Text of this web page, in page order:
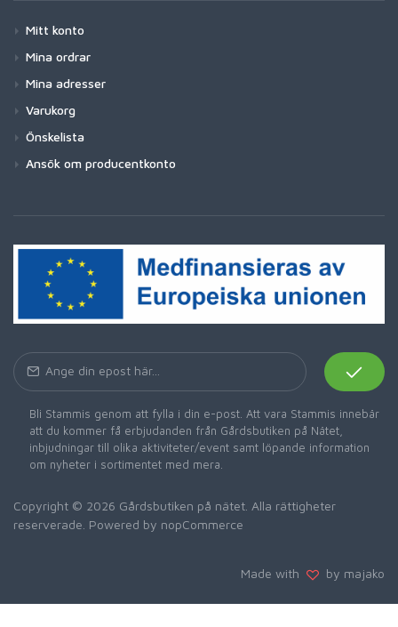
Mitt konto
Mina ordrar
Mina adresser
Varukorg
Önskelista
Ansök om producentkonto
Bli Stammis genom att fylla i din e-post. Att vara Stammis innebär
att du kommer få erbjudanden från Gårdsbutiken på Nätet,
inbjudningar till olika aktiviteter/event samt löpande information
om nyheter i sortimentet med mera.
Copyright © 2026 Gårdsbutiken på nätet. Alla rättigheter
reserverade. Powered by nopCommerce
Made with by majako